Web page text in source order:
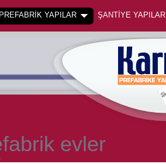
PREFABRİK YAPILAR ŞANTİYE YAPILARI
evler